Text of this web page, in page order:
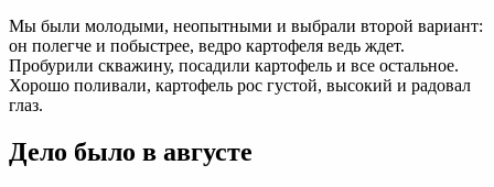
Мы были молодыми, неопытными и выбрали второй вариант:
он полегче и побыстрее, ведро картофеля ведь ждет.
Пробурили скважину, посадили картофель и все остальное.
Хорошо поливали, картофель рос густой, высокий и радовал
глаз.
Дело было в августе